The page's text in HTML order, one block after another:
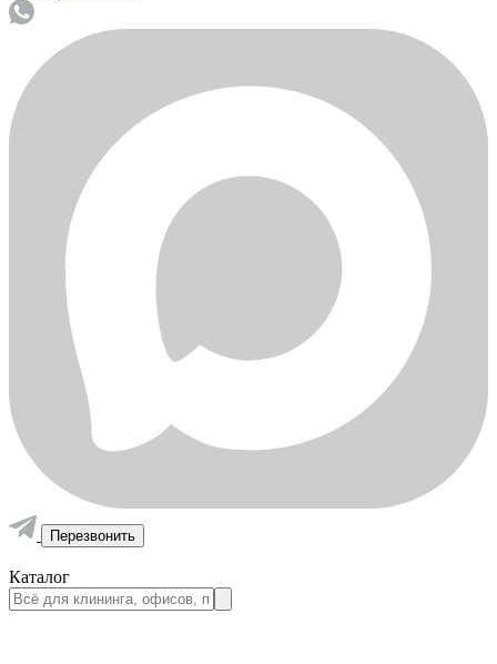
Перезвонить
Каталог